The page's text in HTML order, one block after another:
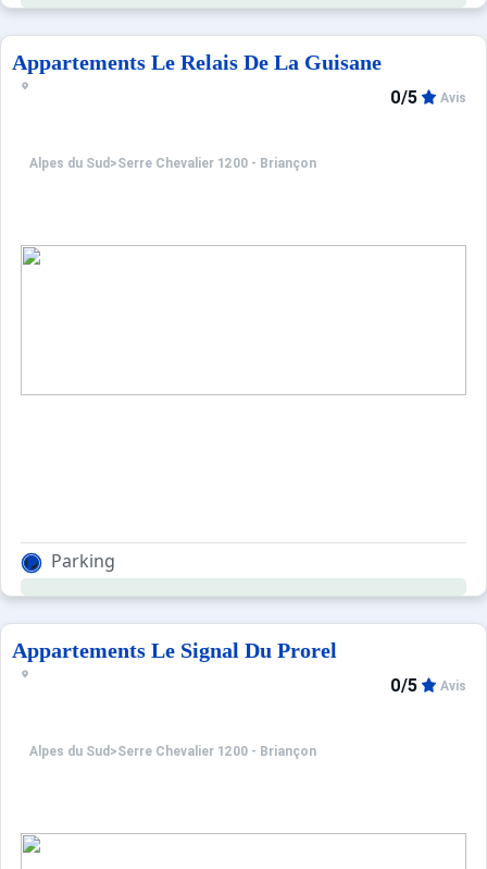
Appartements Le Relais De La Guisane
Alpes du Sud >Serre Chevalier 1200 - Briançon
0/5 Avis
Parking
Appartements Le Signal Du Prorel
Alpes du Sud >Serre Chevalier 1200 - Briançon
0/5 Avis